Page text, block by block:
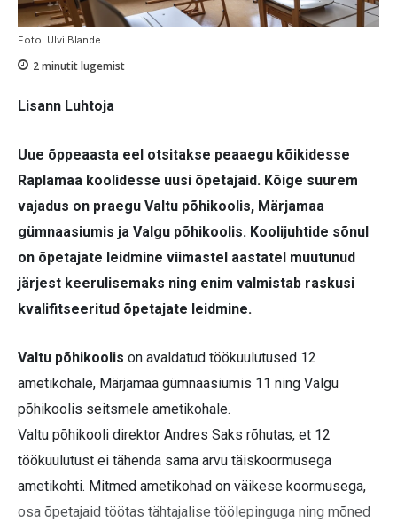
Foto: Ulvi Blande
2minutit lugemist
Lisann Luhtoja
Uue õppeaasta eel otsitakse peaaegu kõikidesse
Raplamaa koolidesse uusi õpetajaid. Kõige suurem
vajadus on praegu Valtu põhikoolis, Märjamaa
gümnaasiumis ja Valgu põhikoolis. Koolijuhtide sõnul
on õpetajate leidmine viimastel aastatel muutunud
järjest keerulisemaks ning enim valmistab raskusi
kvalifitseeritud õpetajate leidmine.
Valtu põhikoolis on avaldatud töökuulutused 12
ametikohale, Märjamaa gümnaasiumis 11 ning Valgu
põhikoolis seitsmele ametikohale.
Valtu põhikooli direktor Andres Saks rõhutas, et 12
töökuulutust ei tähenda sama arvu täiskoormusega
ametikohti. Mitmed ametikohad on väikese koormusega,
osa õpetajaid töötas tähtajalise töölepinguga ning mõned